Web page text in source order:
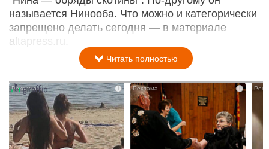
называется Нинооба. Что можно и категорически
запрещено делать сегодня — в материале
altapress.ru.
Читать полностью
i